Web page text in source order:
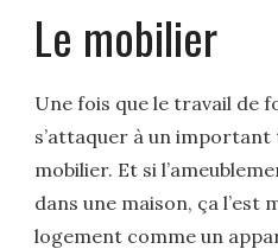
Le mobilier
Une fois que le travail de
s’attaquer à un
mobilier. Et si
dans une maison, ça l’est
logement comme un